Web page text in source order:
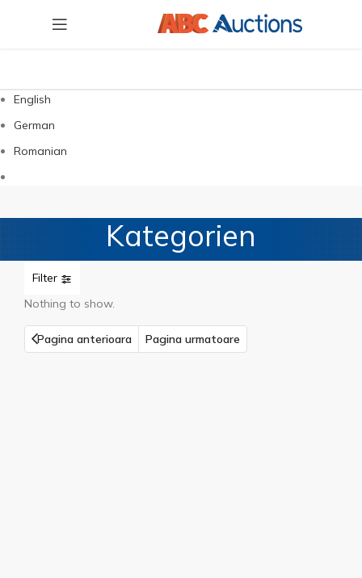
English
German
Romanian
Kategorien
Filter
Nothing to show.
Pagina anterioara Pagina urmatoare